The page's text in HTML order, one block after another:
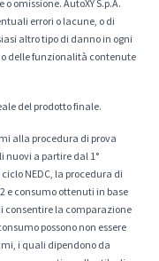
omissione. AutoXY S.p.A.
errori o lacune, o di
altro tipo di danno in ogni
delle funzionalità contenute
del prodotto finale.
alla procedura di prova
nuovi a partire dal 1°
NEDC, la procedura di
e consumo ottenuti in base
consentire la comparazione
possono non essere
i quali dipendono da